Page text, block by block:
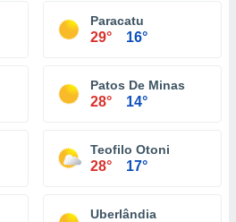
Paracatu
29° 16°
Patos De Minas
28° 14°
Teofilo Otoni
28° 17°
Uberlândia